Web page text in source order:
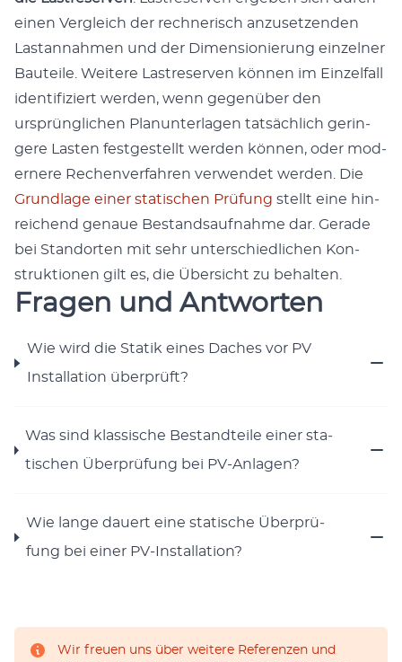
einen Ver­gle­ich der rech­ner­isch anzuset­zen­den
Las­tan­nah­men und der Dimen­sion­ierung einzel­ner
Bauteile. Weit­ere Las­tre­ser­ven kön­nen im Einzelfall
iden­ti­fiziert wer­den, wenn gegenüber den
ursprünglichen Pla­nun­ter­la­gen tat­säch­lich gerin­
gere Las­ten fest­gestellt wer­den kön­nen, oder mod­
ernere Rechen­ver­fahren ver­wen­det wer­den. Die
Grund­lage ein­er sta­tis­chen Prü­fung stellt eine hin­
re­ichend genaue Bestand­sauf­nahme dar. Ger­ade
bei Stan­dorten mit sehr unter­schiedlichen Kon­
struk­tio­nen gilt es, die Über­sicht zu behal­ten.
Fragen und Antworten
Wie wird die Sta­tik eines Daches vor PV
Instal­la­tion über­prüft?
Was sind klas­sis­che Bestandteile ein­er sta­
tis­chen Über­prü­fung bei PV-Anla­gen?
Wie lange dauert eine sta­tis­che Über­prü­
fung bei ein­er PV-Instal­la­tion?
Wir freuen uns über weitere Referenzen und